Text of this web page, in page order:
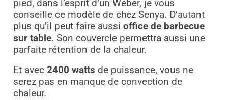
pied, dans l’esprit d’un Weber, je vous
conseille ce modèle de chez Senya. D’autant
plus qu’il peut faire aussi office de barbecue
sur table. Son couvercle permettra aussi une
parfaite rétention de la chaleur.
Et avec 2400 watts de puissance, vous ne
serez pas en manque de convection de
chaleur.